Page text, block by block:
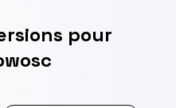
pour